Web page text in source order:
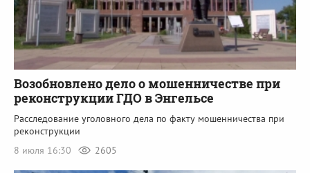
Возобновлено дело о мошенничестве при
реконструкции ГДО в Энгельсе
Расследование уголовного дела по факту мошенничества при
реконструкции
8 июля 16:30
2605